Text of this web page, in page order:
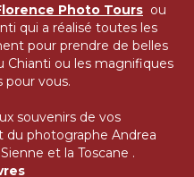
Photo Tours ou
qui a réalisé toutes les
pour prendre de belles
Chianti ou les magnifiques
pour vous.
souvenirs de vos
du photographe Andrea
et la Toscane .